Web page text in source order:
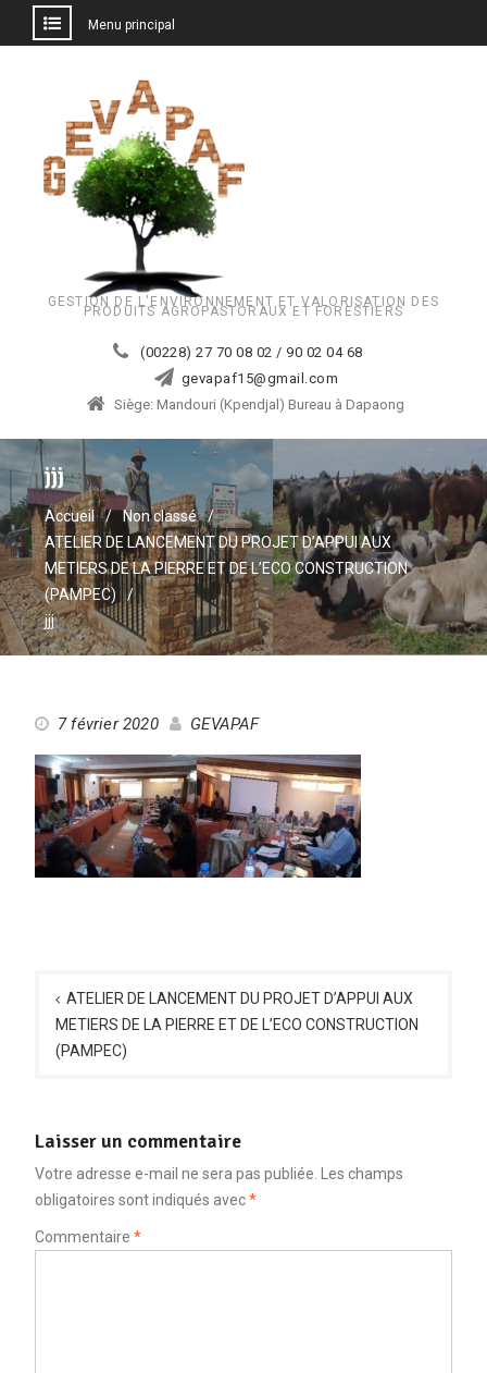
Menu principal
GESTION DE L'ENVIRONNEMENT ET VALORISATION DES
PRODUITS AGROPASTORAUX ET FORESTIERS
(00228) 27 70 08 02 / 90 02 04 68
gevapaf15@gmail.com
Siège: Mandouri (Kpendjal) Bureau à Dapaong
jjj
Accueil
Non classé
ATELIER DE LANCEMENT DU PROJET D’APPUI AUX
METIERS DE LA PIERRE ET DE L’ECO CONSTRUCTION
(PAMPEC)
jjj
7 février 2020 GEVAPAF
de
l’article
ATELIER DE LANCEMENT DU PROJET D’APPUI AUX
METIERS DE LA PIERRE ET DE L’ECO CONSTRUCTION
(PAMPEC)
Laisser un commentaire
Votre adresse e-mail ne sera pas publiée.
Les champs
obligatoires sont indiqués avec*
Commentaire *